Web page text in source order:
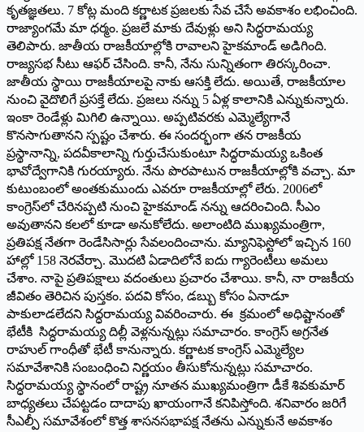
కృతజ్ఞతలు. 7 కోట్ల మంది కర్ణాటక ప్రజలకు సేవ చేసే అవకాశం లభించింది.
రాజ్యాంగమే మా ధర్మం. ప్రజలే మాకు దేవుళ్లు అని సిద్ధరామయ్య
తెలిపారు. జాతీయ రాజకీయాల్లోకి రావాలని హైకమాండ్‌ అడిగింది.
రాజ్యసభ సీటు ఆఫర్‌ ‌చేసింది. కానీ, నేను సున్నితంగా తిరస్కరించా.
జాతీయ స్థాయి రాజకీయాలపై నాకు ఆసక్తి లేదు. అయితే, రాజకీయాల
నుంచి వైదొలిగే ప్రసక్తే లేదు. ప్రజలు నన్ను 5 ఏళ్ల కాలానికి ఎన్నుకున్నారు.
ఇంకా రెండేళ్లు మిగిలి ఉన్నాయి. అప్పటివరకు ఎమ్మెల్యేగానే
కొనసాగుతానని స్పష్టం చేశారు. ఈ సందర్భంగా తన రాజకీయ
ప్రస్థానాన్ని, పదవీకాలాన్ని గుర్తుచేసుకుంటూ సిద్ధరామయ్య ఒకింత
భావోద్వేగానికి గురయ్యారు. నేను పొరపాటున రాజకీయాల్లోకి వచ్చా. మా
కుటుంబంలో అంతకుముందు ఎవరూ రాజకీయాల్లో లేరు. 2006లో
కాంగ్రెస్‌లో చేరినప్పటి నుంచి హైకమాండ్‌ ‌నన్ను ఆదరించింది. సీఎం
అవుతానని కలలో కూడా అనుకోలేదు. అలాంటిది ముఖ్యమంత్రిగా,
ప్రతిపక్ష నేతగా రెండేసిసార్లు సేవలందించాను. మ్యానిఫెస్టోలో ఇచ్చిన 160
హాల్లో 158 నెరవేర్చా. మొదటి ఏడాదిలోనే ఐదు గ్యారెంటీలు అమలు
చేశాం. నాపై ప్రతిపక్షాలు వదంతులు ప్రచారం చేశాయి. కానీ, నా రాజకీయ
జీవితం తెరిచిన పుస్తకం. పదవి కోసం, డబ్బు కోసం ఏనాడూ
పాకులాడలేదని సిద్ధరామయ్య వివరించారు. ఈ క్రమంలో అధిష్టానంతో
భేటీకి సిద్ధరామయ్య దిల్లీ వెళ్లనున్నట్లు సమాచారం. కాంగ్రెస్‌ అ‌గ్రనేత
రాహుల్‌ ‌గాంధీతో భేటీ కానున్నారు. కర్ణాటక కాంగ్రెస్‌ ఎమ్మెల్యేల
సమావేశానికి సంబంధించి నిర్ణయం తీసుకోనున్నట్లు సమాచారం.
సిద్ధరామయ్య స్థానంలో రాష్ట్ర నూతన ముఖ్యమంత్రిగా డీకే శివకుమార్‌
‌బాధ్యతలు చేపట్టడం దాదాపు ఖాయంగానే కనిపిస్తోంది. శనివారం జరిగే
సీఎల్పీ సమావేశంలో కొత్త శాసనసభాపక్ష నేతను ఎన్నుకునే అవకాశం